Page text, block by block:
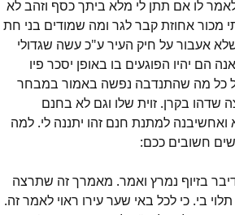
לו אם תתן לי מלא ביתך כסף וזהב לא
מכור אחוזת קבר לגר ומה שמודים בני חת
אעבור על חיק העיר ע"כ עשה שגדולי
הם יהיו הפוגעים בו באופן יסכר פיו
כל מה שהתנדבה נפשה באמור במבחר
שדהו בקרן. זוית שלו וגם לא בחנם
למתנת חנם זהו יתננה לי. למה
חשובים ככם:
בזיוף נמרץ ואמר. מאמרך זה שתרצה
בי. כי לכל באי שער עירו ראוי לאמר זה.